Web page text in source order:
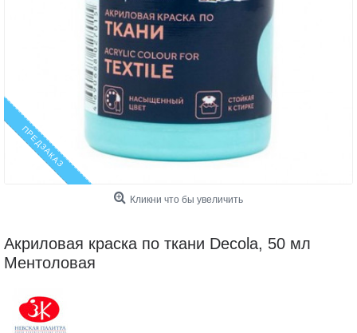
ПРЕДЗАКАЗ
Кликни что бы увеличить
Акриловая краска по ткани Decola, 50 мл
Ментоловая